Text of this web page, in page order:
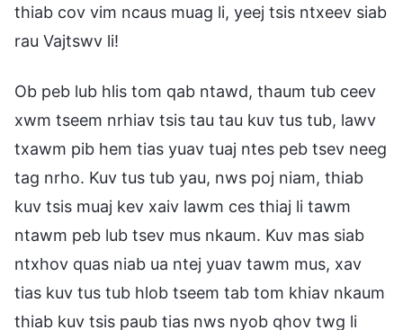
thiab cov vim ncaus muag li, yeej tsis ntxeev siab
rau Vajtswv li!
Ob peb lub hlis tom qab ntawd, thaum tub ceev
xwm tseem nrhiav tsis tau tau kuv tus tub, lawv
txawm pib hem tias yuav tuaj ntes peb tsev neeg
tag nrho. Kuv tus tub yau, nws poj niam, thiab
kuv tsis muaj kev xaiv lawm ces thiaj li tawm
ntawm peb lub tsev mus nkaum. Kuv mas siab
ntxhov quas niab ua ntej yuav tawm mus, xav
tias kuv tus tub hlob tseem tab tom khiav nkaum
thiab kuv tsis paub tias nws nyob qhov twg li